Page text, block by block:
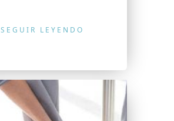
SEGUIR LEYENDO